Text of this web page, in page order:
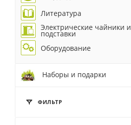
Литература
Электрические чайники и
подставки
Оборудование
Наборы и подарки
ФИЛЬТР